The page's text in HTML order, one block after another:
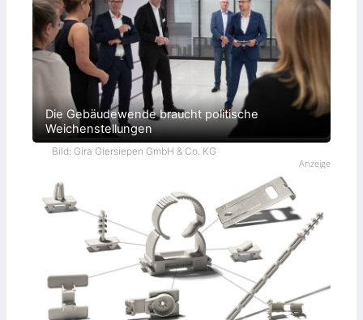
Die Gebäudewende braucht politische
Weichenstellungen
Bild: Gira Giersiepen GmbH & Co. KG
Anzeige